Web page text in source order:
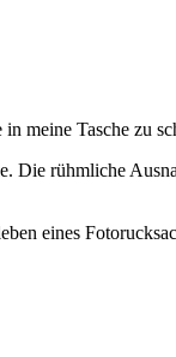
meine Tasche zu
Die rühmliche
eines